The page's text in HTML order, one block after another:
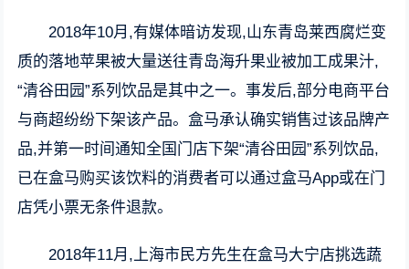
2018年10月,有媒体暗访发现,山东青岛莱西腐烂变
质的落地苹果被大量送往青岛海升果业被加工成果汁,
“清谷田园”系列饮品是其中之一。事发后,部分电商平台
与商超纷纷下架该产品。盒马承认确实销售过该品牌产
品,并第一时间通知全国门店下架“清谷田园”系列饮品,
已在盒马购买该饮料的消费者可以通过盒马App或在门
店凭小票无条件退款。
2018年11月,上海市民方先生在盒马大宁店挑选蔬